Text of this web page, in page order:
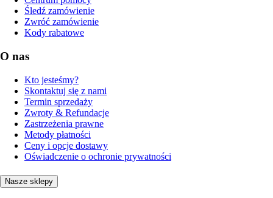
Śledź zamówienie
Zwróć zamówienie
Kody rabatowe
O nas
Kto jesteśmy?
Skontaktuj się z nami
Termin sprzedaży
Zwroty & Refundacje
Zastrzeżenia prawne
Metody płatności
Ceny i opcje dostawy
Oświadczenie o ochronie prywatności
Nasze sklepy